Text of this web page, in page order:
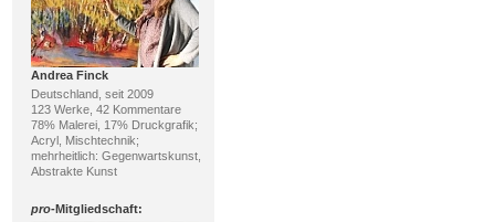
Andrea Finck
Deutschland, seit 2009
123 Werke, 42 Kommentare
78% Malerei, 17% Druckgrafik;
Acryl, Mischtechnik;
mehrheitlich: Gegenwartskunst,
Abstrakte Kunst
pro-Mitgliedschaft: